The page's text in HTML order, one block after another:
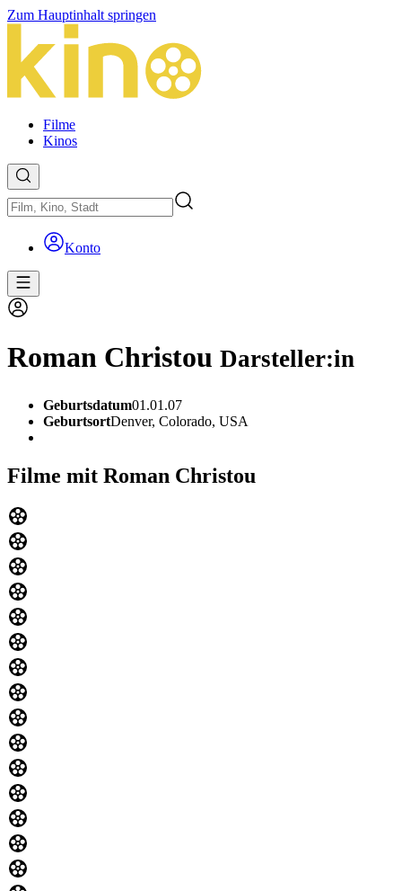
Zum Hauptinhalt springen
Filme
Kinos
Konto
Roman Christou Darsteller:in
Geburtsdatum01.01.07
GeburtsortDenver, Colorado, USA
Filme mit Roman Christou